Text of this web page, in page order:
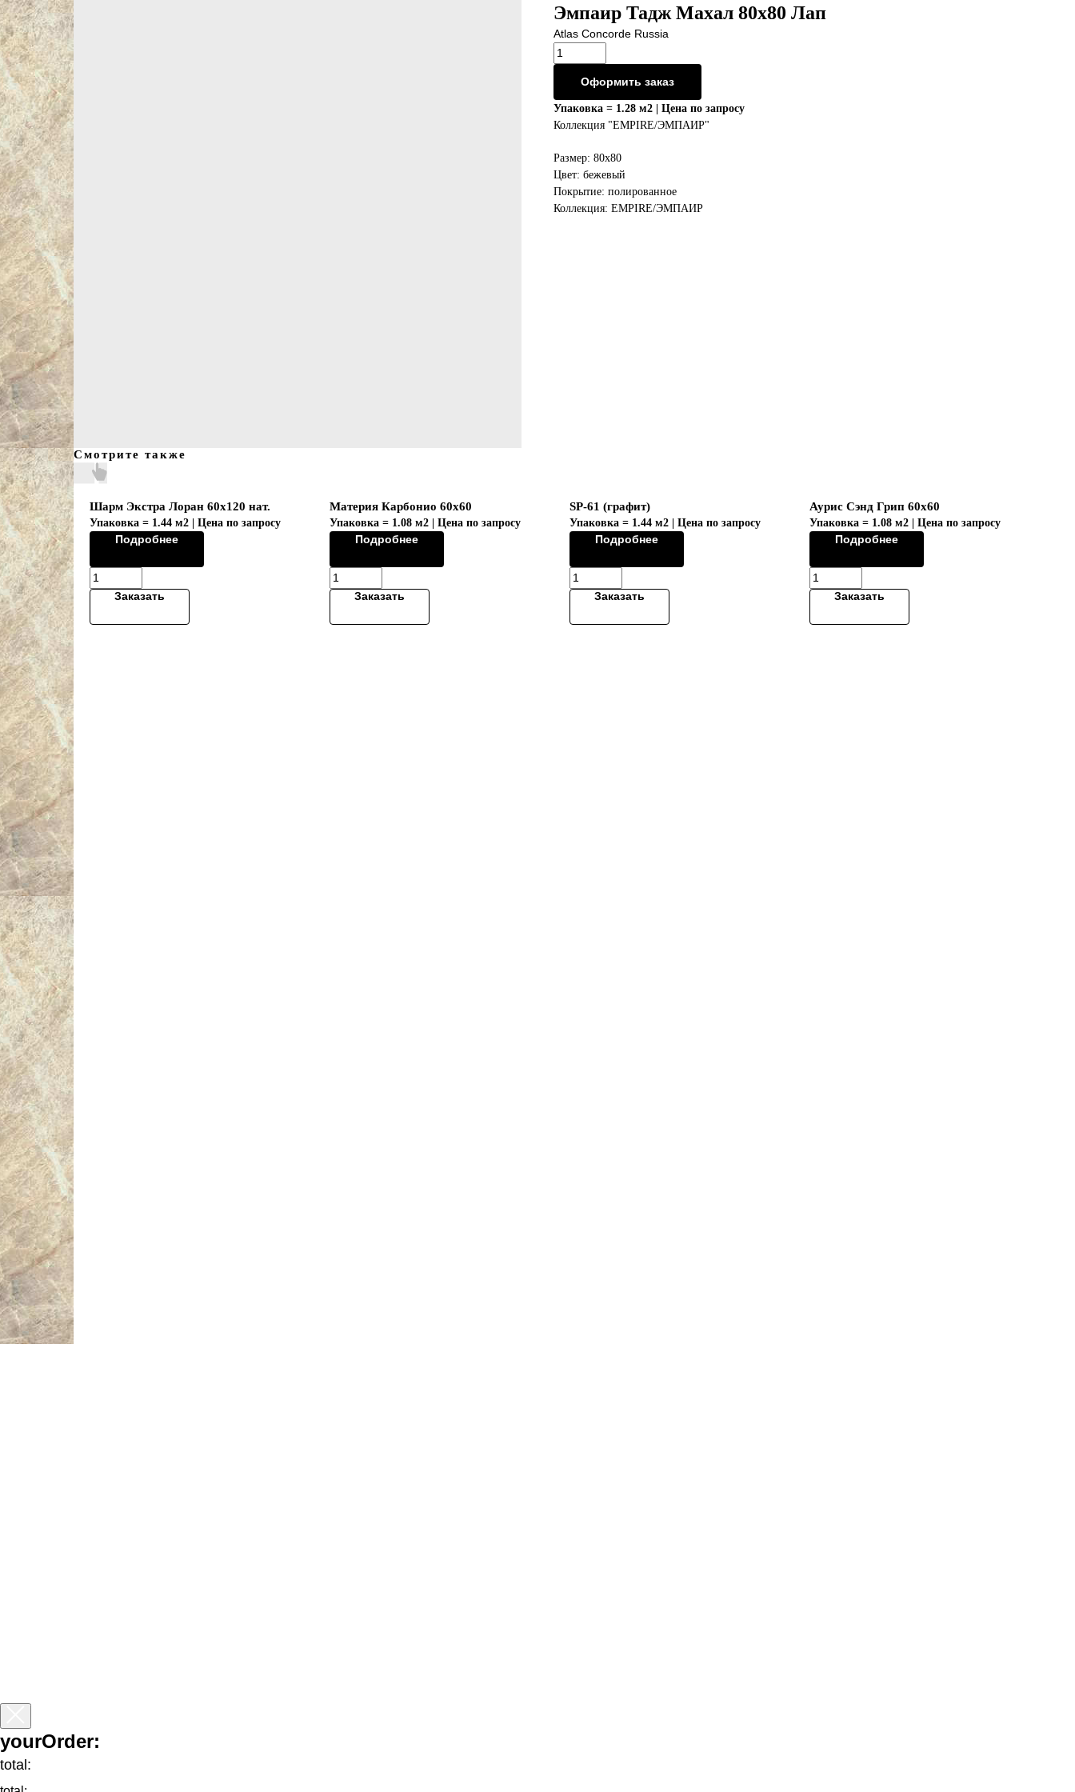
Все товары Эмпаир Тадж Махал 80x80 Лап
Atlas Concorde Russia
Оформить заказ
Упаковка = 1.28 м2 | Цена по запросу
Коллекция "EMPIRE/ЭМПАИР"
Размер: 80х80
Цвет: бежевый
Покрытие: полированное
Коллекция: EMPIRE/ЭМПАИР
Смотрите также
Шарм Экстра Лоран 60х120 нат.
Упаковка = 1.44 м2 | Цена по запросу
Подробнее
Заказать
Материя Карбонио 60х60
Упаковка = 1.08 м2 | Цена по запросу
Подробнее
Заказать
SP-61 (графит)
Упаковка = 1.44 м2 | Цена по запросу
Подробнее
Заказать
Аурис Сэнд Грип 60х60
Упаковка = 1.08 м2 | Цена по запросу
Подробнее
Заказать
yourOrder:
total: